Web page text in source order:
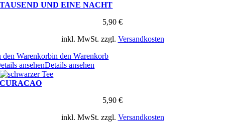
TAUSEND UND EINE NACHT
5,90 €
inkl. MwSt. zzgl. Versandkosten
den Warenkorbin den Warenkorb
ansehenDetails ansehen
CURACAO
5,90 €
inkl. MwSt. zzgl. Versandkosten